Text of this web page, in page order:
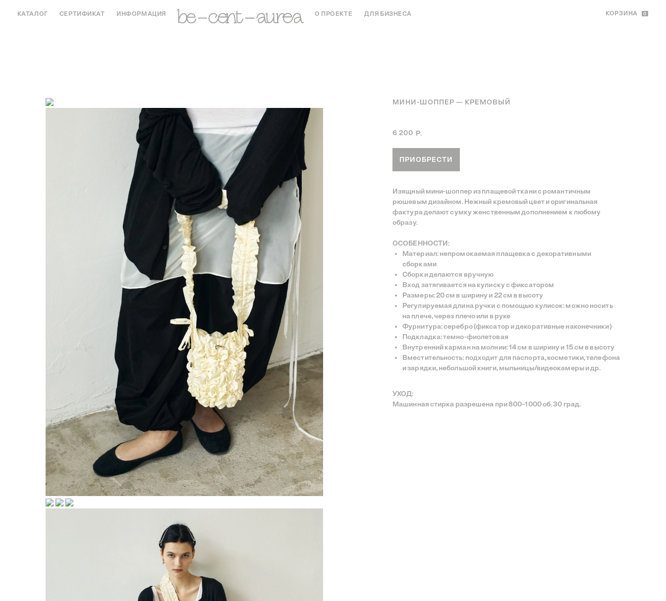
О ПРОЕКТЕ ДЛЯ БИЗНЕСА
КАТАЛОГ СЕРТИФИКАТ ИНФОРМАЦИЯ
МИНИ-ШОППЕР — КРЕМОВЫЙ
6 200 Р.
ПРИОБРЕСТИ
Изящный мини-шоппер из плащевой ткани с романтичным
рюшевым дизайном. Нежный кремовый цвет и оригинальная
фактура делают сумку женственным дополнением к любому
образу.
ОСОБЕННОСТИ:
Материал: непромокаемая плащевка с декоративными
сборками
Сборки делаются вручную
Вход затягивается на кулиску с фиксатором
Размеры: 20 см в ширину и 22 см в высоту
Регулируемая длина ручки с помощью кулисок: можно носить
на плече, через плечо или в руке
Фурнитура: серебро (фиксатор и декоративные наконечники)
Подкладка: темно-фиолетовая
Внутренний карман на молнии: 14 см в ширину и 15 см в высоту
Вместительность: подходит для паспорта, косметики, телефона
и зарядки, небольшой книги, мыльницы/видеокамеры и др.
УХОД:
Машинная стирка разрешена при 800–1000 об. 30 град.